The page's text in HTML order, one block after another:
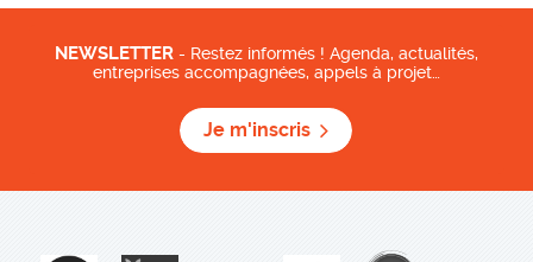
NEWSLETTER - Restez informés ! Agenda, actualités,
entreprises accompagnées, appels à projet…
Je m'inscris